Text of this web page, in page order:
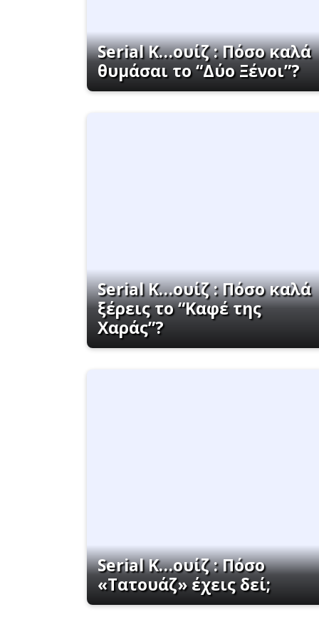
Serial K…ουίζ : Πόσο καλά
θυμάσαι το “Δύο Ξένοι”?
Serial K…ουίζ : Πόσο καλά
ξέρεις το “Καφέ της
Χαράς”?
Serial K…ουίζ : Πόσο
«Τατουάζ» έχεις δεί;